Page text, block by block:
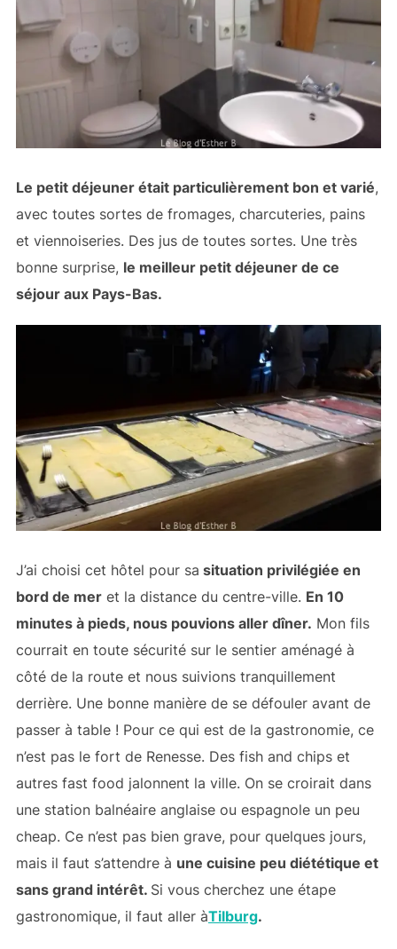
Le petit déjeuner était particulièrement bon et varié,
avec toutes sortes de fromages, charcuteries, pains
et viennoiseries. Des jus de toutes sortes. Une très
bonne surprise, le meilleur petit déjeuner de ce
séjour aux Pays-Bas.
J’ai choisi cet hôtel pour sa situation privilégiée en
bord de meret la distance du centre-ville. En 10
minutes à pieds, nous pouvions aller dîner. Mon fils
courrait en toute sécurité sur le sentier aménagé à
côté de la route et nous suivions tranquillement
derrière. Une bonne manière de se défouler avant de
passer à table ! Pour ce qui est de la gastronomie, ce
n’est pas le fort de Renesse. Des fish and chips et
autres fast food jalonnent la ville. On se croirait dans
une station balnéaire anglaise ou espagnole un peu
cheap. Ce n’est pas bien grave, pour quelques jours,
mais il faut s’attendre à une cuisine peu diététique et
sans grand intérêt. Si vous cherchez une étape
gastronomique, il faut aller àTilburg.